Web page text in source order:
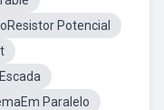
Potencial
Paralelo